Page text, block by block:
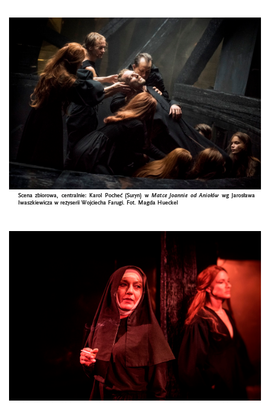
Scena zbiorowa, centralnie: Karol Pocheć (Suryn) w Matce Joannie od Aniołów wg Jarosława
Iwaszkiewicza w reżyserii Wojciecha Farugi. Fot. Magda Hueckel